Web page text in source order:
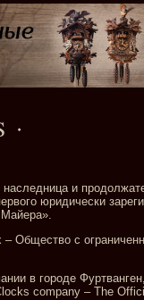
и
юридически
Общество с
в городе
company – The